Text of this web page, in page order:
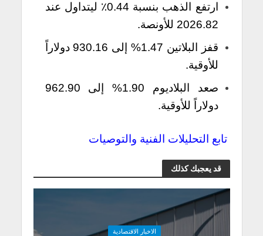
ارتفع الذهب بنسبة 0.44٪ ليتداول عند
2026.82 للأونصة.
قفز البلاتين 1.47% إلى 930.16 دولاراً
للأوقية.
صعد البلاديوم 1.90% إلى 962.90
دولاراً للأوقية.
تابع التحليلات الفنية والتوصيات
قد يعجبك كذلك
الاخبار الاقتصادية